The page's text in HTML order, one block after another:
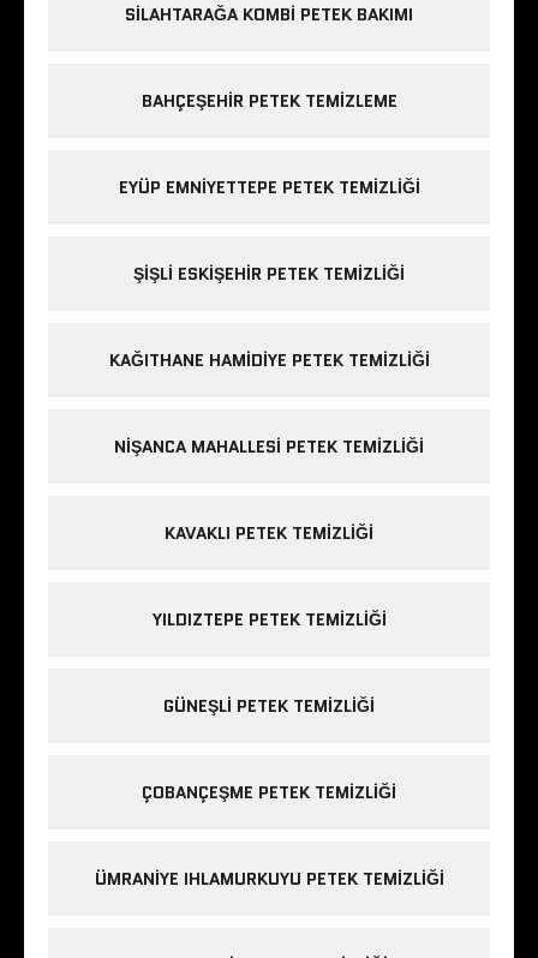
SILAHTARAĞA KOMBI PETEK BAKIMI
BAHÇEŞEHIR PETEK TEMIZLEME
EYÜP EMNIYETTEPE PETEK TEMIZLIĞI
ŞIŞLI ESKIŞEHIR PETEK TEMIZLIĞI
KAĞITHANE HAMIDIYE PETEK TEMIZLIĞI
NIŞANCA MAHALLESI PETEK TEMIZLIĞI
KAVAKLI PETEK TEMIZLIĞI
YILDIZTEPE PETEK TEMIZLIĞI
GÜNEŞLI PETEK TEMIZLIĞI
ÇOBANÇEŞME PETEK TEMIZLIĞI
ÜMRANIYE IHLAMURKUYU PETEK TEMIZLIĞI